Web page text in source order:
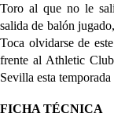
Toro al que no le
salida de balón
Toca olvidarse de
frente al Athletic
Sevilla esta
FICHA TÉCNICA